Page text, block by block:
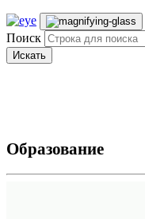
Поиск
Искать
Образование